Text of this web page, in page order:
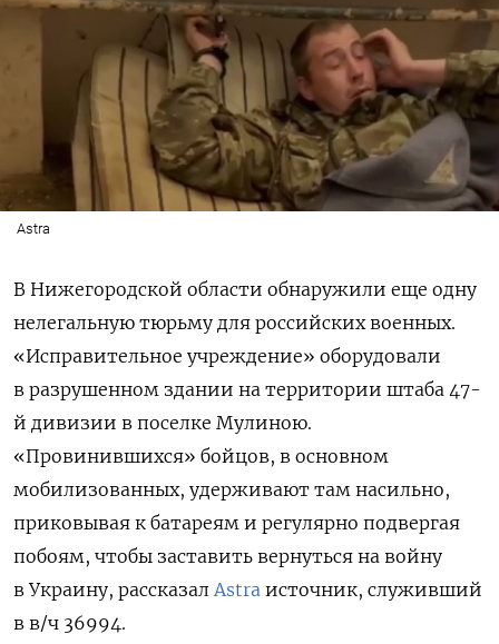
Astra
В Нижегородской области обнаружили еще одну
нелегальную тюрьму для российских военных.
«Исправительное учреждение» оборудовали
в разрушенном здании на территории штаба 47-
й дивизии в поселке Мулиною.
«Провинившихся» бойцов, в основном
мобилизованных, удерживают там насильно,
приковывая к батареям и регулярно подвергая
побоям, чтобы заставить вернуться на войну
в Украину, рассказал Astra источник, служивший
в в/ч 36994.